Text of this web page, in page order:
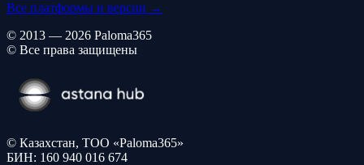
Все платформы и версии →
© 2013 — 2026 Paloma365
© Все права защищены
© Казахстан, ТОО «Paloma365»
БИН: 160 940 016 674